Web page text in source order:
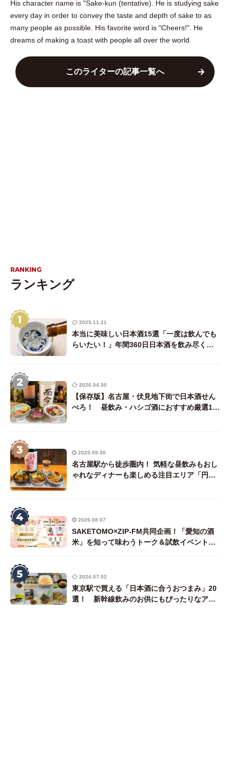
His character name is "Sake-kun (tentative). He is studying sake
every day in order to convey the taste and depth of sake to as
many people as possible. His favorite word is "Cheers!". He
dreams of making a toast with people all over the world.
このライターの記事一覧へ
RANKING
ランキング
2025.11.21
1
本当に美味しい日本酒15選「一度は飲んでも
らいたい！」年間360日日本酒を飲み尽くす
2026.04.30
2
【保存版】名古屋・伏見地下街で日本酒せん
べろ！ 昼飲み・ハシゴ酒におすすめ厳選18
2025.09.30
3
名古屋駅から徒歩圏内！ 気軽な昼飲みもおし
ゃれなディナーも楽しめる注目エリア「円頓
2026.08.07
4
SAKETOMO×ZIP-FM共同企画！「愛知の酒
米」を知って味わうトーク＆試飲イベント開
2024.07.02
5
東京駅で買える「日本酒に合うおつまみ」20
選！ 新幹線飲みのお供にもぴったりなアテ